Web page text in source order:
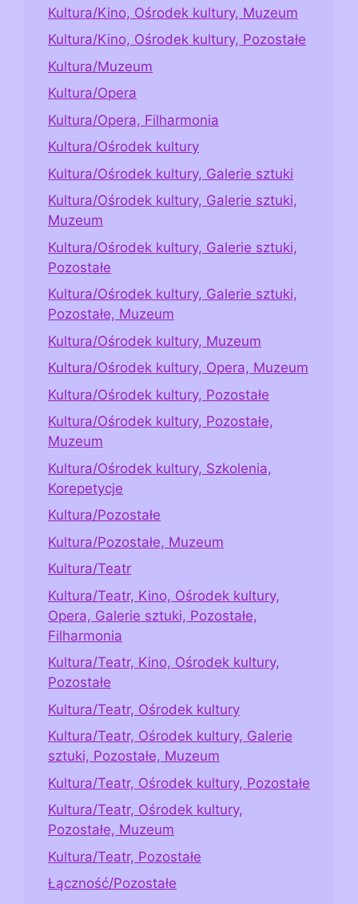
Kultura/Kino, Ośrodek kultury, Muzeum
Kultura/Kino, Ośrodek kultury, Pozostałe
Kultura/Muzeum
Kultura/Opera
Kultura/Opera, Filharmonia
Kultura/Ośrodek kultury
Kultura/Ośrodek kultury, Galerie sztuki
Kultura/Ośrodek kultury, Galerie sztuki,
Muzeum
Kultura/Ośrodek kultury, Galerie sztuki,
Pozostałe
Kultura/Ośrodek kultury, Galerie sztuki,
Pozostałe, Muzeum
Kultura/Ośrodek kultury, Muzeum
Kultura/Ośrodek kultury, Opera, Muzeum
Kultura/Ośrodek kultury, Pozostałe
Kultura/Ośrodek kultury, Pozostałe,
Muzeum
Kultura/Ośrodek kultury, Szkolenia,
Korepetycje
Kultura/Pozostałe
Kultura/Pozostałe, Muzeum
Kultura/Teatr
Kultura/Teatr, Kino, Ośrodek kultury,
Opera, Galerie sztuki, Pozostałe,
Filharmonia
Kultura/Teatr, Kino, Ośrodek kultury,
Pozostałe
Kultura/Teatr, Ośrodek kultury
Kultura/Teatr, Ośrodek kultury, Galerie
sztuki, Pozostałe, Muzeum
Kultura/Teatr, Ośrodek kultury, Pozostałe
Kultura/Teatr, Ośrodek kultury,
Pozostałe, Muzeum
Kultura/Teatr, Pozostałe
Łączność/Pozostałe